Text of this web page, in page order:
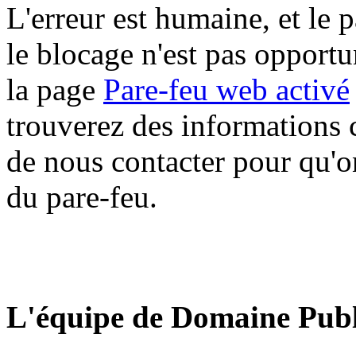
L'erreur est humaine, et le
le blocage n'est pas
la page Pare-feu web activé
trouverez des informations
de nous contacter pour
du pare-feu.
L'équipe de Domaine